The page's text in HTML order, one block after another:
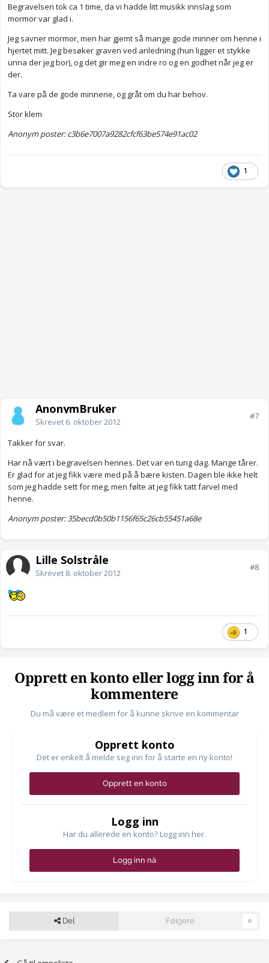
Begravelsen tok ca 1 time, da vi hadde litt musikk innslag som
mormor var glad i.
Jeg savner mormor, men har gjemt så mange gode minner om henne i
hjertet mitt. Jeg besøker graven ved anledning (hun ligger et stykke
unna der jeg bor), og det gir meg en indre ro og en godhet når jeg er
der.
Ta vare på de gode minnene, og gråt om du har behov.
Stor klem
Anonym poster: c3b6e7007a9282cfcf63be574e91ac02
1
AnonymBruker
Skrevet 6. oktober 2012
#7
Takker for svar.
Har nå vært i begravelsen hennes. Det var en tung dag. Mange tårer.
Er glad for at jeg fikk være med på å bære kisten. Dagen ble ikke helt
som jeg hadde sett for meg, men følte at jeg fikk tatt farvel med
henne.
Anonym poster: 35becd0b50b1156f65c26cb55451a68e
Lille Solstråle
Skrevet 8. oktober 2012
#8
1
Opprett en konto eller logg inn for å
kommentere
Du må være et medlem for å kunne skrive en kommentar
Opprett konto
Det er enkelt å melde seg inn for å starte en ny konto!
Opprett en konto
Logg inn
Har du allerede en konto? Logg inn her.
Logg inn nå
Del Følgere 0